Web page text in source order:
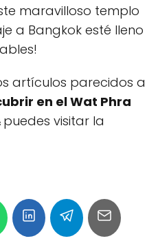
maravilloso templo
a Bangkok esté lleno
artículos parecidos a
en el Wat Phra
puedes visitar la